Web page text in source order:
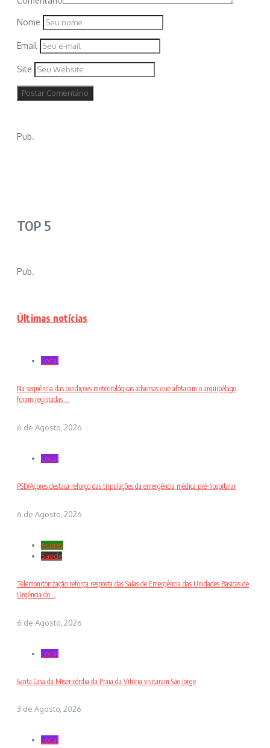
Nome
Email
Site
Pub.
TOP 5
Pub.
Últimas notícias
Local
Na sequência das condições meteorológicas adversas que afetaram o arquipélago
foram registadas ...
6 de Agosto, 2026
Local
PSD/Açores destaca reforço das tripulações da emergência médica pré-hospitalar
6 de Agosto, 2026
Açores
Saude
Telemonitorização reforça resposta das Salas de Emergência das Unidades Básicas de
Urgência do...
6 de Agosto, 2026
Local
Santa Casa da Misericórdia da Praia da Vitória visitaram São Jorge
3 de Agosto, 2026
Local